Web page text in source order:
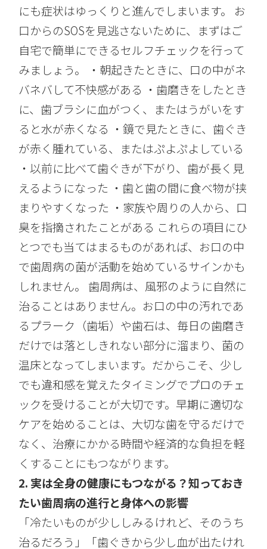
にも症状はゆっくりと進んでしまいます。 お
口からのSOSを見逃さないために、まずはご
自宅で簡単にできるセルフチェックを行って
みましょう。 ・朝起きたときに、口の中がネ
バネバして不快感がある ・歯磨きをしたとき
に、歯ブラシに血がつく、またはうがいをす
ると水が赤くなる ・鏡で見たときに、歯ぐき
が赤く腫れている、またはぷよぷよしている
・以前に比べて歯ぐきが下がり、歯が長く見
えるようになった ・歯と歯の間に食べ物が挟
まりやすくなった ・家族や周りの人から、口
臭を指摘されたことがある これらの項目にひ
とつでも当てはまるものがあれば、お口の中
で歯周病の菌が活動を始めているサインかも
しれません。 歯周病は、風邪のように自然に
治ることはありません。お口の中の汚れであ
るプラーク（歯垢）や歯石は、毎日の歯磨き
だけでは落としきれない部分に溜まり、菌の
温床となってしまいます。だからこそ、少し
でも違和感を覚えたタイミングでプロのチェ
ックを受けることが大切です。早期に適切な
ケアを始めることは、大切な歯を守るだけで
なく、治療にかかる時間や経済的な負担を軽
くすることにもつながります。
2. 実は全身の健康にもつながる？知っておき
たい歯周病の進行と身体への影響
「冷たいものが少ししみるけれど、そのうち
治るだろう」「歯ぐきから少し血が出たけれ